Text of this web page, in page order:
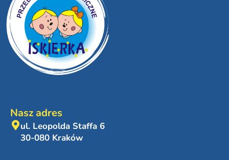
Nasz adres
ul. Leopolda Staffa 6
30-080 Kraków